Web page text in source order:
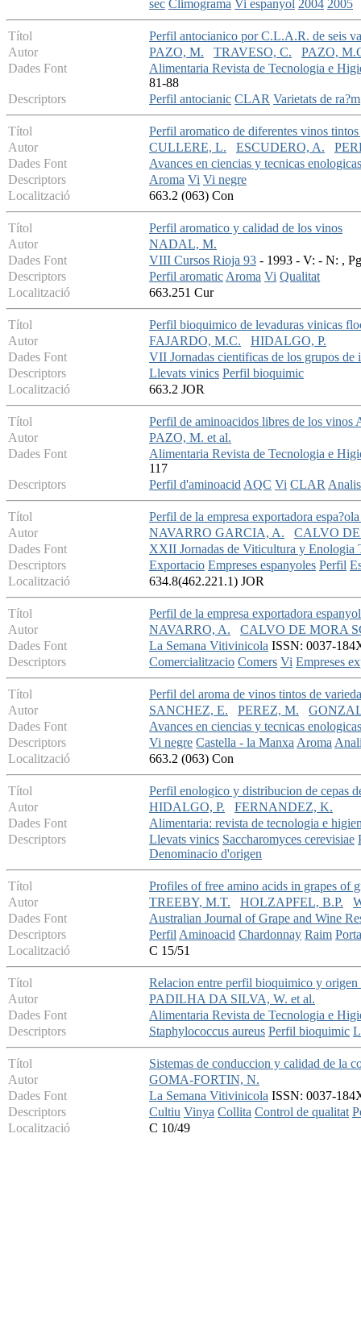
sec Climograma Vi espanyol 2004 2005
Títol
Perfil antocianico por C.L.A.R. de seis
Autor
PAZO, M. TRAVESO, C.
PAZO,
Dades Font
Alimentaria Revista de Tecnologia e
81-88
Descriptors
Perfil antocianic CLAR Varietats de ra?m
Títol
Perfil aromatico de diferentes vinos
Autor
CULLERE, L. ESCUDERO, A.
Dades Font
Avances en ciencias y tecnicas enologicas
Descriptors
Aroma Vi Vi negre
Localització
663.2 (063) Con
Títol
Perfil aromatico y calidad de los vinos
Autor
NADAL, M.
Dades Font
VIII Cursos Rioja 93 - 1993 - V: - N: ,
Descriptors
Perfil aromaticAroma Vi Qualitat
Localització
663.251 Cur
Títol
Perfil bioquimico de levaduras vinicas
Autor
FAJARDO, M.C.
HIDALGO, P.
Dades Font
VII Jornadas cientificas de los grupos de
Descriptors
Llevats vinics Perfil bioquimic
Localització
663.2 JOR
Títol
Perfil de aminoacidos libres de los vinos
Autor
PAZO, M. et al.
Dades Font
Alimentaria Revista de Tecnologia e
117
Descriptors
Perfil d'aminoacidAQC Vi CLAR
Títol
Perfil de la empresa exportadora
Autor
NAVARRO GARCIA, A.
CALVO
Dades Font
XXII Jornadas de Viticultura y Enologia
Descriptors
Exportacio Empreses espanyoles Perfil
Localització
634.8(462.221.1) JOR
Títol
Perfil de la empresa exportadora
Autor
NAVARRO, A.
CALVO DE MORA
Dades Font
La Semana Vitivinicola ISSN: 0037-
Descriptors
Comercialitzacio Comers Vi Empreses
Títol
Perfil del aroma de vinos tintos de
Autor
SANCHEZ, E. PEREZ, M.
Dades Font
Avances en ciencias y tecnicas enologicas
Descriptors
Vi negre Castella - la ManxaAroma
Localització
663.2 (063) Con
Títol
Perfil enologico y distribucion de cepas
Autor
HIDALGO, P.
FERNANDEZ, K.
Dades Font
Alimentaria: revista de tecnologia e
Descriptors
Llevats vinics Saccharomyces cerevisiae
Denominacio d'origen
Títol
Profiles of free amino acids in grapes of
Autor
TREEBY, M.T. HOLZAPFEL, B.P.
Dades Font
Australian Journal of Grape and Wine
Descriptors
PerfilAminoacid Chardonnay Raim
Localització
C 15/51
Títol
Relacion entre perfil bioquimico y origen
Autor
PADILHA DA SILVA, W. et al.
Dades Font
Alimentaria Revista de Tecnologia e
Descriptors
Staphylococcus aureus Perfil bioquimic
Títol
Sistemas de conduccion y calidad de la
Autor
GOMA-FORTIN, N.
Dades Font
La Semana Vitivinicola ISSN: 0037-
Descriptors
Cultiu Vinya Collita Control de qualitat
Localització
C 10/49